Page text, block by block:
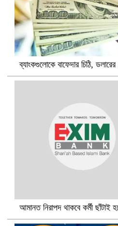
ব্যাংকগুলোকে বাফেদার চিঠি,
আমানত নিরাপদ থাকবে কর্মী ছাঁটাই